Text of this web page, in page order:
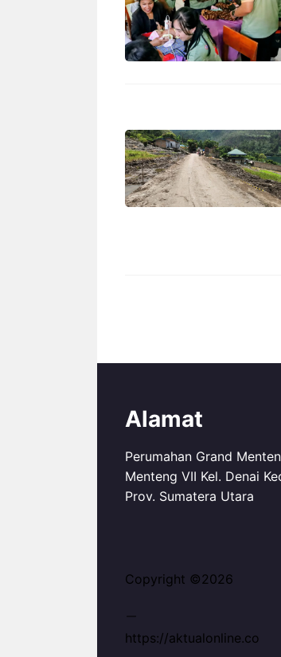
Alamat
Perumahan Grand
Menteng VII Kel. Denai
Prov. Sumatera Utara
Copyright ©2026
https://aktualonline.co